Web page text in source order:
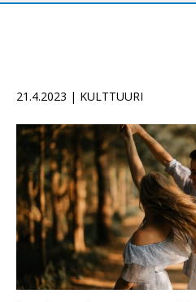
21.4.2023 | KULTTUURI